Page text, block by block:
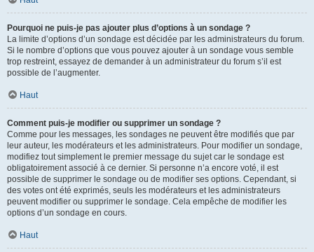
Pourquoi ne puis-je pas ajouter plus d’options à un sondage ?
La limite d’options d’un sondage est décidée par les administrateurs du forum.
Si le nombre d’options que vous pouvez ajouter à un sondage vous semble
trop restreint, essayez de demander à un administrateur du forum s’il est
possible de l’augmenter.
Haut
Comment puis-je modifier ou supprimer un sondage ?
Comme pour les messages, les sondages ne peuvent être modifiés que par
leur auteur, les modérateurs et les administrateurs. Pour modifier un sondage,
modifiez tout simplement le premier message du sujet car le sondage est
obligatoirement associé à ce dernier. Si personne n’a encore voté, il est
possible de supprimer le sondage ou de modifier ses options. Cependant, si
des votes ont été exprimés, seuls les modérateurs et les administrateurs
peuvent modifier ou supprimer le sondage. Cela empêche de modifier les
options d’un sondage en cours.
Haut